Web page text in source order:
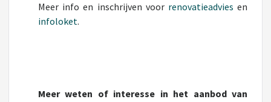
Meer info en inschrijven voor renovatieadvies en
infoloket.
Meer weten of interesse in het aanbod van